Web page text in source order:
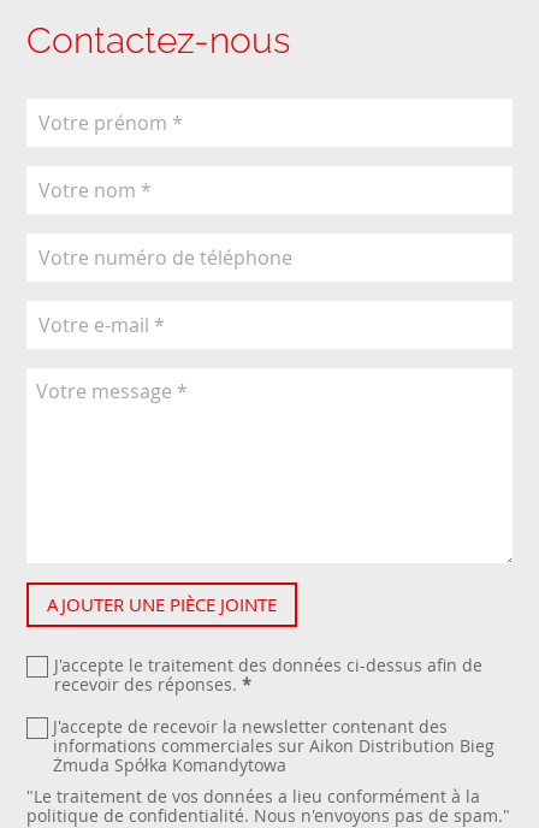
Contactez-nous
AJOUTER UNE PIÈCE JOINTE
J'accepte le traitement des données ci-dessus afin de
recevoir des réponses. *
J'accepte de recevoir la newsletter contenant des
informations commerciales sur Aikon Distribution Bieg
Żmuda Spółka Komandytowa
"Le traitement de vos données a lieu conformément à la
politique de confidentialité. Nous n'envoyons pas de spam."